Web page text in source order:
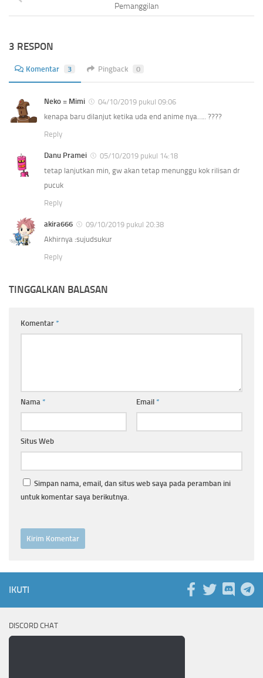
Pemanggilan
3 RESPON
Komentar 3 Pingback 0
Neko = Mimi
04/10/2019 pukul 09:06
kenapa baru dilanjut ketika uda end anime nya….. ????
Reply
Danu Pramei
05/10/2019 pukul 14:18
tetap lanjutkan min, gw akan tetap menunggu kok rilisan dr
pucuk
Reply
akira666
09/10/2019 pukul 20:38
Akhirnya :sujudsukur
Reply
TINGGALKAN BALASAN
Komentar *
Nama * Email *
Situs Web
Simpan nama, email, dan situs web saya pada peramban ini
untuk komentar saya berikutnya.
IKUTI
DISCORD CHAT